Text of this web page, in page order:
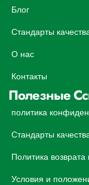
Блог
Стандарты
О нас
Контакты
Полезные
политика
Стандарты
Политика возврата
Условия и